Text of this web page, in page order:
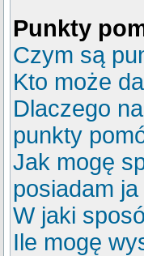
Punkty
Czym są
Kto może
Dlaczego
punkty
Jak mogę
posiadam
W jaki
Ile mogę